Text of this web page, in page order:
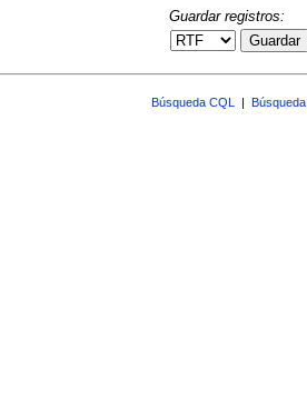
Guardar registros:
Guardar
Búsqueda CQL